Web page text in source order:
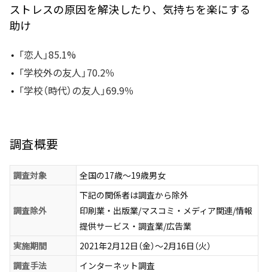
ストレスの原因を解決したり、気持ちを楽にする
助け
「恋人」85.1%
「学校外の友人」70.2％
「学校（時代）の友人」69.9％
調査概要
調査対象 全国の17歳～19歳男女
調査除外
下記の関係者は調査から除外
印刷業・出版業/マスコミ・メディア関連/情報
提供サービス・調査業/広告業
実施期間
2021年2月12日（金）～2月16日（火）
調査手法
インターネット調査